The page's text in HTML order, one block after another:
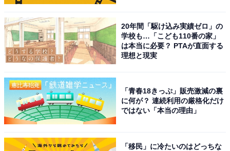
20年間「駆け込み実績ゼロ」の
学校も…「こども110番の家」
は本当に必要？ PTAが直面する
理想と現実
「青春18きっぷ」販売激減の裏
に何が？ 連続利用の厳格化だけ
ではない「本当の理由」
「移民」に冷たいのはどっちな